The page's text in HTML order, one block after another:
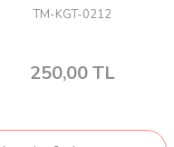
TM-KGT-0212
250,00TL